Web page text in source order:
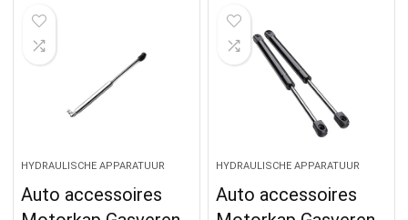
HYDRAULISCHE APPARATUUR
Auto accessoires
HYDRAULISCHE APPARATUUR
Auto accessoires